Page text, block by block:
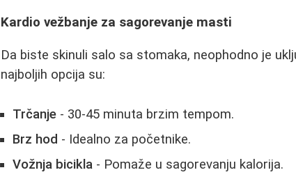
Kardio vežbanje za sagorevanje masti
Da biste skinuli salo sa stomaka, neophodno je
najboljih opcija su:
Trčanje - 30-45 minuta brzim tempom.
Brz hod - Idealno za početnike.
Vožnja bicikla - Pomaže u sagorevanju kalorija.